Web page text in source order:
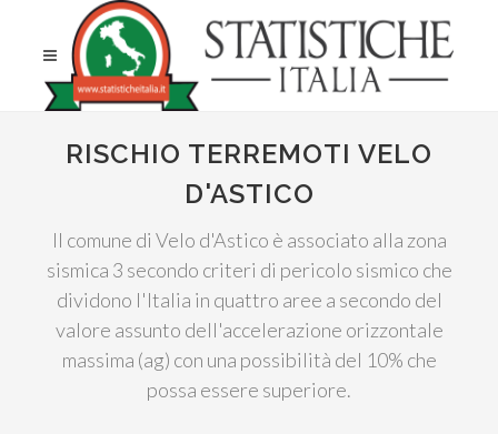
RISCHIO TERREMOTI VELO
D'ASTICO
Il comune di Velo d'Astico è associato alla zona
sismica 3 secondo criteri di pericolo sismico che
dividono l'Italia in quattro aree a secondo del
valore assunto dell'accelerazione orizzontale
massima (ag) con una possibilità del 10% che
possa essere superiore.